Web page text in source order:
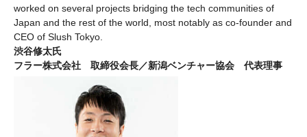
worked on several projects bridging the tech communities of
Japan and the rest of the world, most notably as co-founder and
CEO of Slush Tokyo.
渋谷修太氏
フラー株式会社 取締役会長／新潟ベンチャー協会 代表理事